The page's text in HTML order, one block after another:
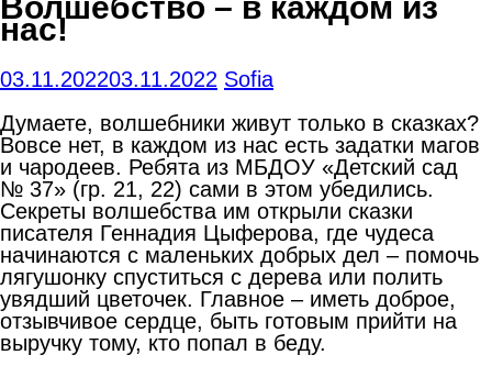
нас!
03.11.202203.11.2022 Sofia
Думаете, волшебники живут только в сказках?
Вовсе нет, в каждом из нас есть задатки магов
и чародеев. Ребята из МБДОУ «Детский сад
№ 37» (гр. 21, 22) сами в этом убедились.
Секреты волшебства им открыли сказки
писателя Геннадия Цыферова, где чудеса
начинаются с маленьких добрых дел – помочь
лягушонку спуститься с дерева или полить
увядший цветочек. Главное – иметь доброе,
отзывчивое сердце, быть готовым прийти на
выручку тому, кто попал в беду.